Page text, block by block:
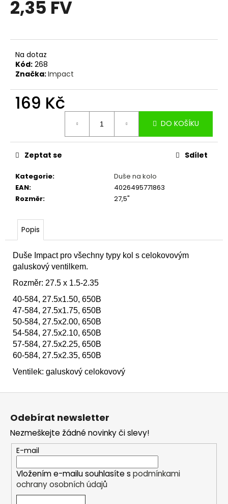
2,35 FV
Na dotaz
Kód: 268
Značka:Impact
169 Kč
DO KOŠÍKU
Kategorie:
Duše na kolo
EAN:
4026495771863
Rozměr: 27,5"
Zeptat se Sdílet
Popis
Duše Impact pro všechny typy kol s celokovovým
galuskový ventilkem.
Rozměr: 27.5 x 1.5-2.35
40-584, 27.5x1.50, 650B
47-584, 27.5x1.75, 650B
50-584, 27.5x2.00, 650B
54-584, 27.5x2.10, 650B
57-584, 27.5x2.25, 650B
60-584, 27.5x2.35, 650B
Ventilek: galuskový celokovový
a
í
?
o
p
o
u
e
m
e
VODÍTKO
ŘETĚZU
E-
13
TRS
RACE
SL
COMPOSITE
28-
1
Kč
Původně:
690
Kč
Z
Odebírat newsletter
Nezmeškejte žádné novinky či slevy!
E-mail
Vložením e-mailu souhlasíte s podmínkami
ochrany osobních údajů